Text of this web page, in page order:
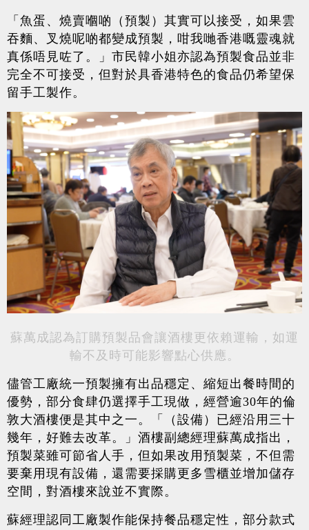
「魚蛋、燒賣嗰啲（預製）其實可以接受，如果雲
吞麵、叉燒呢啲都變成預製，咁我哋香港嘅靈魂就
真係唔見咗了。」市民韓小姐亦認為預製食品並非
完全不可接受，但對於具香港特色的食品仍希望保
留手工製作。
蘇萬成認為訂購預製品會讓酒樓更依賴運輸，如運
輸不及時可能影響點心供應。
儘管工廠統一預製擁有出品穩定、縮短出餐時間的
優勢，部分食肆仍選擇手工現做，經營逾30年的倫
敦大酒樓便是其中之一。「（設備）已經沿用三十
幾年，好難去改革。」酒樓副總經理蘇萬成指出，
預製菜雖可節省人手，但如果改用預製菜，不但需
要棄用現有設備，還需要採購更多雪櫃並增加儲存
空間，對酒樓來說並不實際。
蘇經理認同工廠製作能保持餐品穩定性，部分款式